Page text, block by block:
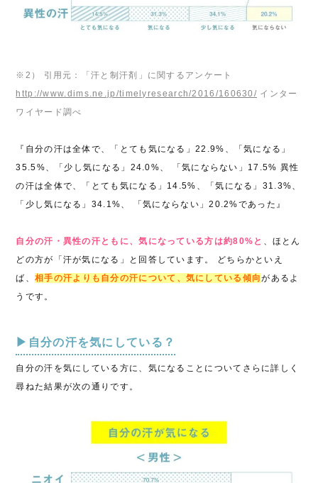
※2） 引用元：「汗と制汗剤」に関するアンケート
http://www.dims.ne.jp/timelyresearch/2016/160630/ インター
ワイヤード調べ
『自分の汗は全体で、「とても気になる」22.9%、「気になる」
35.5%、「少し気になる」24.0%、 「気にならない」17.5% 異性
の汗は全体で、「とても気になる」14.5%、「気になる」31.3%、
「少し気になる」34.1%、 「気にならない」20.2%であった』
自分の汗・異性の汗ともに、気になっている方は約80%と 、ほとん
どの方が「汗が気になる」と回答しています。 どちらかといえ
ば、 相手の汗よりも自分の汗について、気にしている傾向があるよ
うです。
▶自分の汗を気にしている？
自分の汗を気にしている方に、気になることについてさらに詳しく
尋ねた結果が次の通りです。